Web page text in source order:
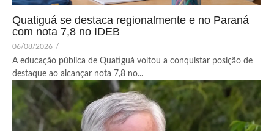
Quatiguá se destaca regionalmente e no Paraná
com nota 7,8 no IDEB
06/08/2026 /
A educação pública de Quatiguá voltou a conquistar posição de
destaque ao alcançar nota 7,8 no...